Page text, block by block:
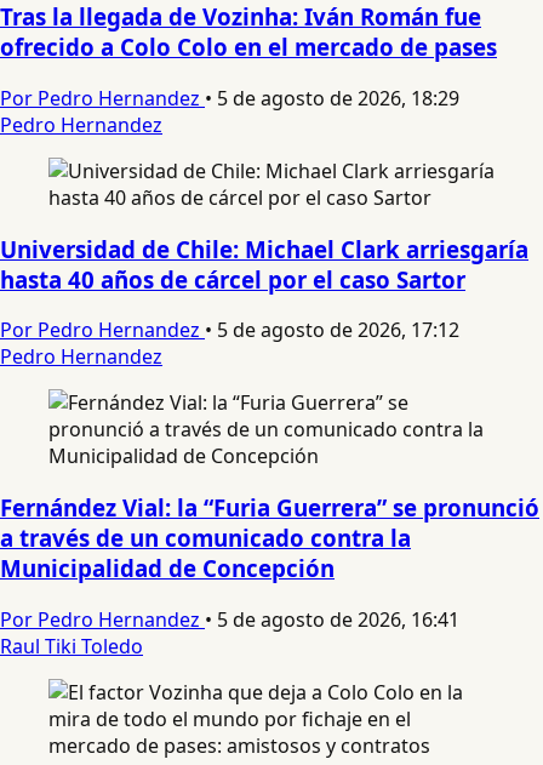
Tras la llegada de Vozinha: Iván Román fue
ofrecido a Colo Colo en el mercado de pases
Por Pedro Hernandez • 5 de agosto de 2026, 18:29
Pedro Hernandez
Universidad de Chile: Michael Clark arriesgaría
hasta 40 años de cárcel por el caso Sartor
Por Pedro Hernandez • 5 de agosto de 2026, 17:12
Pedro Hernandez
Fernández Vial: la “Furia Guerrera” se pronunció
a través de un comunicado contra la
Municipalidad de Concepción
Por Pedro Hernandez • 5 de agosto de 2026, 16:41
Raul Tiki Toledo